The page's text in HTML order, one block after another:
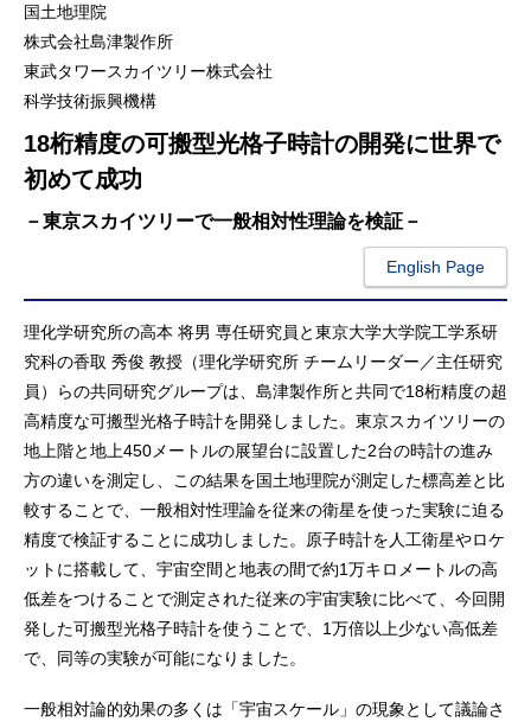
国土地理院
株式会社島津製作所
東武タワースカイツリー株式会社
科学技術振興機構
18桁精度の可搬型光格子時計の開発に世界で
初めて成功
－東京スカイツリーで一般相対性理論を検証－
English Page
理化学研究所の高本 将男 専任研究員と東京大学大学院工学系研
究科の香取 秀俊 教授（理化学研究所 チームリーダー／主任研究
員）らの共同研究グループは、島津製作所と共同で18桁精度の超
高精度な可搬型光格子時計を開発しました。東京スカイツリーの
地上階と地上450メートルの展望台に設置した2台の時計の進み
方の違いを測定し、この結果を国土地理院が測定した標高差と比
較することで、一般相対性理論を従来の衛星を使った実験に迫る
精度で検証することに成功しました。原子時計を人工衛星やロケ
ットに搭載して、宇宙空間と地表の間で約1万キロメートルの高
低差をつけることで測定された従来の宇宙実験に比べて、今回開
発した可搬型光格子時計を使うことで、1万倍以上少ない高低差
で、同等の実験が可能になりました。
一般相対論的効果の多くは「宇宙スケール」の現象として議論さ